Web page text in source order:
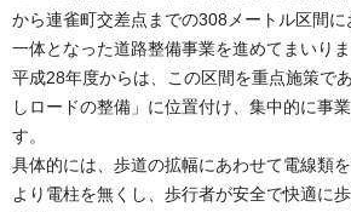
から連雀町交差点までの308メートル区間に
一体となった道路整備事業を進めてまいりま
平成28年度からは、この区間を重点施策で
しロードの整備」に位置付け、集中的に事
す。
具体的には、歩道の拡幅にあわせて電線類
より電柱を無くし、歩行者が安全で快適に